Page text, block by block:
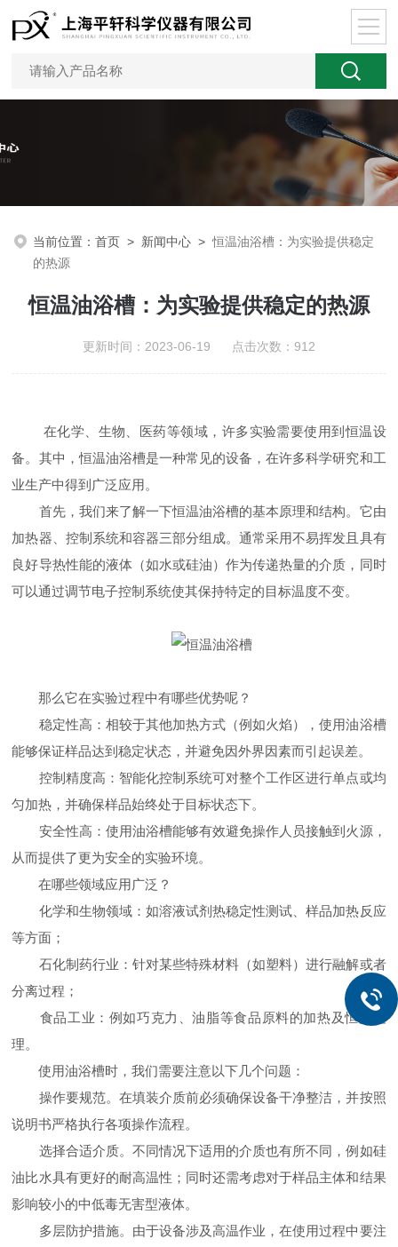
当前位置：首页 > 新闻中心 >恒温油浴槽：为实验提供稳定
的热源
恒温油浴槽：为实验提供稳定的热源
更新时间：2023-06-19 点击次数：912
在化学、生物、医药等领域，许多实验需要使用到恒温设
备。其中，恒温油浴槽是一种常见的设备，在许多科学研究和工
业生产中得到广泛应用。
首先，我们来了解一下恒温油浴槽的基本原理和结构。它由
加热器、控制系统和容器三部分组成。通常采用不易挥发且具有
良好导热性能的液体（如水或硅油）作为传递热量的介质，同时
可以通过调节电子控制系统使其保持特定的目标温度不变。
那么它在实验过程中有哪些优势呢？
稳定性高：相较于其他加热方式（例如火焰），使用油浴槽
能够保证样品达到稳定状态，并避免因外界因素而引起误差。
控制精度高：智能化控制系统可对整个工作区进行单点或均
匀加热，并确保样品始终处于目标状态下。
安全性高：使用油浴槽能够有效避免操作人员接触到火源，
从而提供了更为安全的实验环境。
在哪些领域应用广泛？
化学和生物领域：如溶液试剂热稳定性测试、样品加热反应
等方面；
石化制药行业：针对某些特殊材料（如塑料）进行融解或者
分离过程；
食品工业：例如巧克力、油脂等食品原料的加热及恒温处
理。
使用油浴槽时，我们需要注意以下几个问题：
操作要规范。在填装介质前必须确保设备干净整洁，并按照
说明书严格执行各项操作流程。
选择合适介质。不同情况下适用的介质也有所不同，例如硅
油比水具有更好的耐高温性；同时还需考虑对于样品主体和结果
影响较小的中低毒无害型液体。
多层防护措施。由于设备涉及高温作业，在使用过程中要注